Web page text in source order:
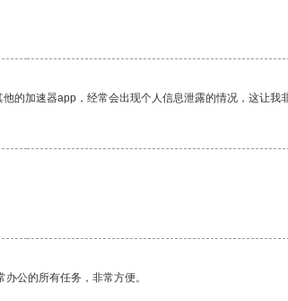
的加速器app，经常会出现个人信息泄露的情况，这让我
公的所有任务，非常方便。